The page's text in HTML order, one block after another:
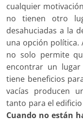
cualquier
no tienen otro
desahuciadas a la
una opción política.
no solo permite
encontrar un
tiene beneficios
vacías producen
tanto para el
Cuando no están